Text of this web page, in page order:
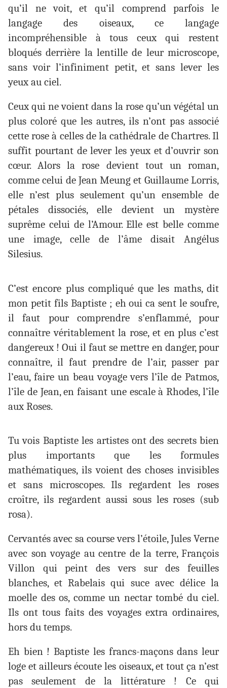
qu’il ne voit, et qu’il comprend parfois le
langage des oiseaux, ce langage
incompréhensible à tous ceux qui restent
bloqués derrière la lentille de leur microscope,
sans voir l’infiniment petit, et sans lever les
yeux au ciel.
Ceux qui ne voient dans la rose qu’un végétal un
plus coloré que les autres, ils n’ont pas associé
cette rose à celles de la cathédrale de Chartres. Il
suffit pourtant de lever les yeux et d’ouvrir son
cœur. Alors la rose devient tout un roman,
comme celui de Jean Meung et Guillaume Lorris,
elle n’est plus seulement qu’un ensemble de
pétales dissociés, elle devient un mystère
suprême celui de l’Amour. Elle est belle comme
une image, celle de l’âme disait Angélus
Silesius.
C’est encore plus compliqué que les maths, dit
mon petit fils Baptiste ; eh oui ca sent le soufre,
il faut pour comprendre s’enflammé, pour
connaître véritablement la rose, et en plus c’est
dangereux ! Oui il faut se mettre en danger, pour
connaître, il faut prendre de l’air, passer par
l’eau, faire un beau voyage vers l’île de Patmos,
l’île de Jean, en faisant une escale à Rhodes, l’île
aux Roses.
Tu vois Baptiste les artistes ont des secrets bien
plus importants que les formules
mathématiques, ils voient des choses invisibles
et sans microscopes. Ils regardent les roses
croître, ils regardent aussi sous les roses (sub
rosa).
Cervantés avec sa course vers l’étoile, Jules Verne
avec son voyage au centre de la terre, François
Villon qui peint des vers sur des feuilles
blanches, et Rabelais qui suce avec délice la
moelle des os, comme un nectar tombé du ciel.
Ils ont tous faits des voyages extra ordinaires,
hors du temps.
Eh bien ! Baptiste les francs-maçons dans leur
loge et ailleurs écoute les oiseaux, et tout ça n’est
pas seulement de la littérature ! Ce qui